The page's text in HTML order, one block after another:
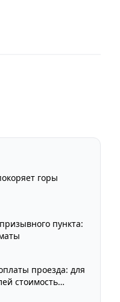
горы
пункта:
проезда: для
стоимость